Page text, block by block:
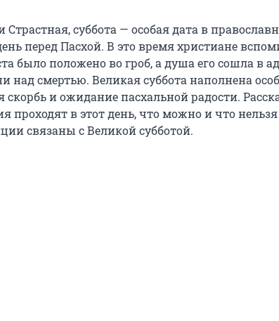
Страстная, суббота — особая дата в
перед Пасхой. В это время христиане
было положено во гроб, а душа его сошла в
над смертью. Великая суббота наполнена
скорбь и ожидание пасхальной радости.
проходят в этот день, что можно и что
связаны с Великой субботой.